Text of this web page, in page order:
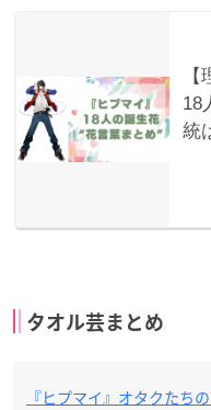
タオル芸まとめ
『ヒプマイ』オタクたち